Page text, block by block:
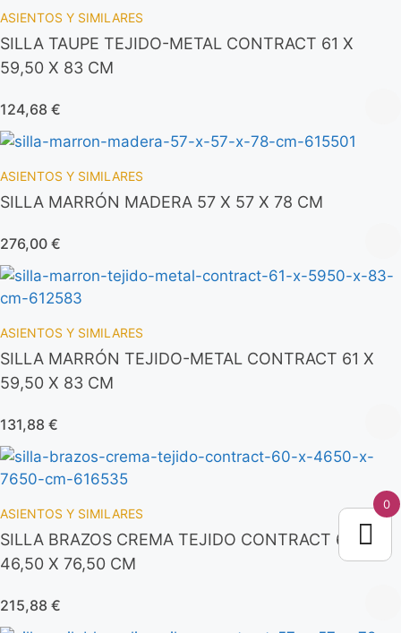
ASIENTOS Y SIMILARES
SILLA TAUPE TEJIDO-METAL CONTRACT 61 X
59,50 X 83 CM
124,68 €
ASIENTOS Y SIMILARES
SILLA MARRÓN MADERA 57 X 57 X 78 CM
276,00 €
ASIENTOS Y SIMILARES
SILLA MARRÓN TEJIDO-METAL CONTRACT 61 X
59,50 X 83 CM
131,88 €
ASIENTOS Y SIMILARES
SILLA BRAZOS CREMA TEJIDO CONTRACT 60 X
46,50 X 76,50 CM
215,88 €
0